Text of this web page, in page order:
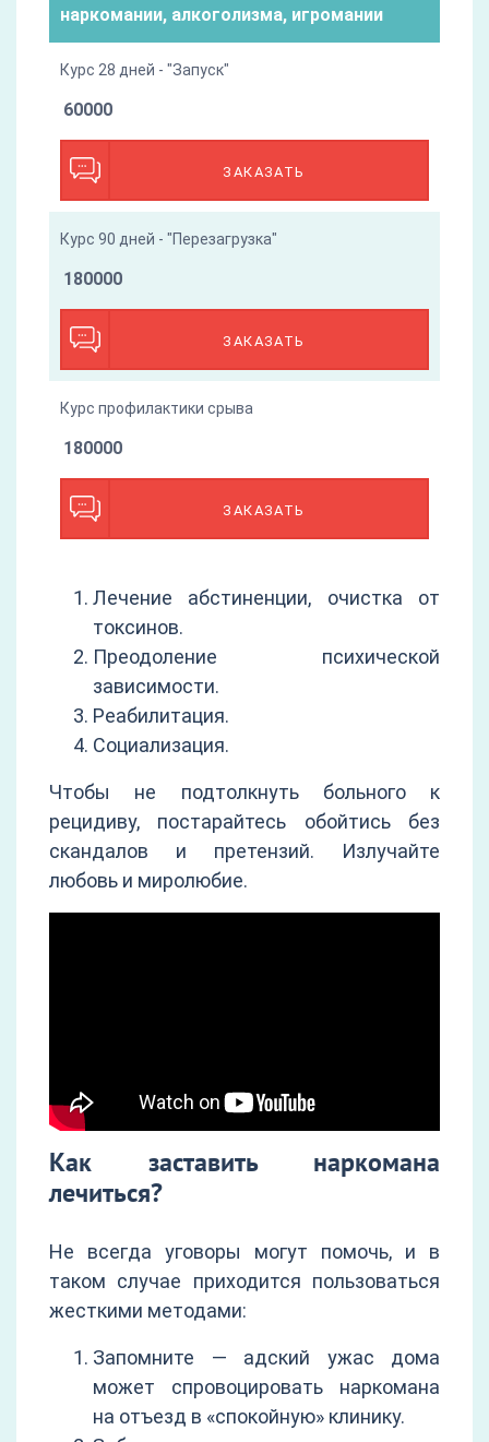
наркомании, алкоголизма, игромании
Курс 28 дней - "Запуск"
ЗАКАЗАТЬ
60000
Курс 90 дней - "Перезагрузка"
ЗАКАЗАТЬ
180000
Курс профилактики срыва
ЗАКАЗАТЬ
180000
Лечение абстиненции, очистка от
токсинов.
Преодоление психической
зависимости.
Реабилитация.
Социализация.
Чтобы не подтолкнуть больного к
рецидиву, постарайтесь обойтись без
скандалов и претензий. Излучайте
любовь и миролюбие.
Как заставить наркомана
лечиться?
Не всегда уговоры могут помочь, и в
таком случае приходится пользоваться
жесткими методами:
Запомните — адский ужас дома
может спровоцировать наркомана
на отъезд в «спокойную» клинику.